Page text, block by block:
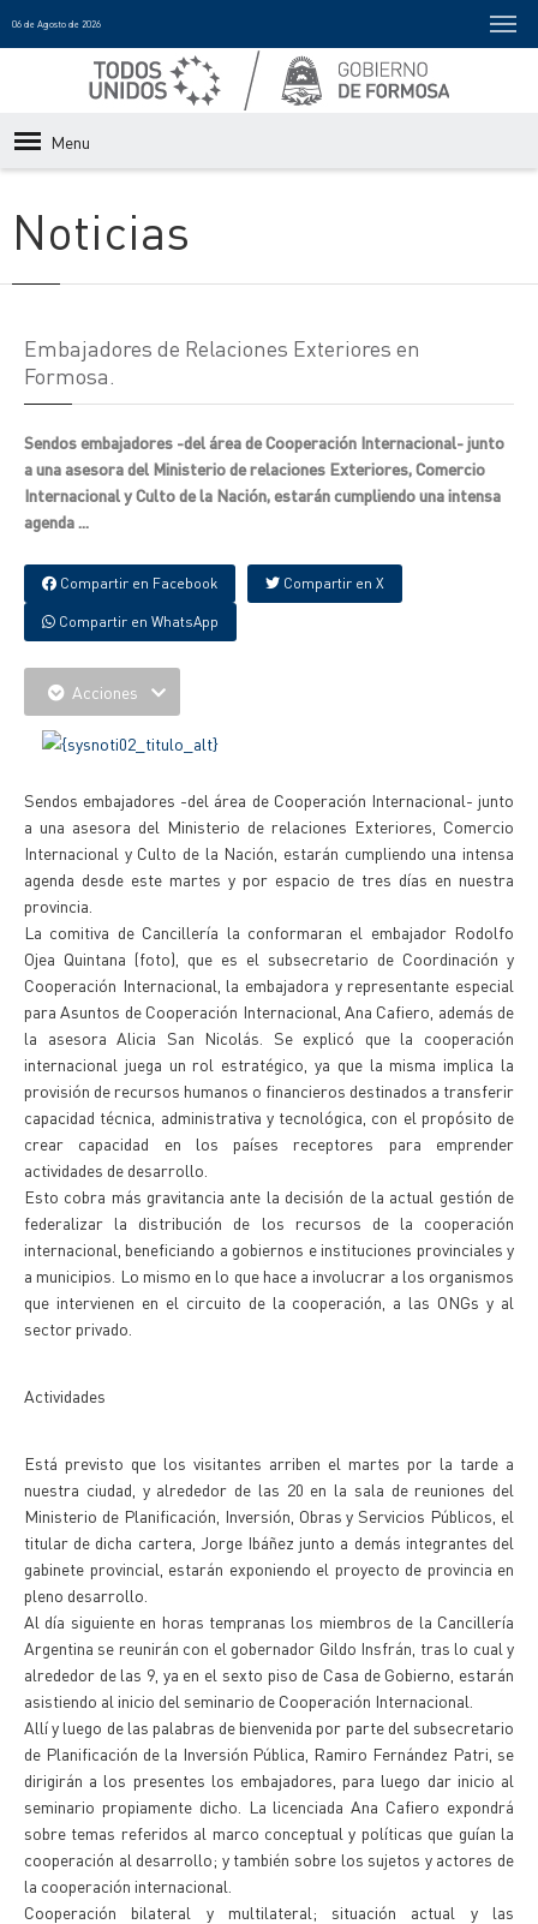
06 de Agosto de 2026
Menu
Noticias
Embajadores de Relaciones Exteriores en
Formosa.
Sendos embajadores -del área de Cooperación Internacional- junto
a una asesora del Ministerio de relaciones Exteriores, Comercio
Internacional y Culto de la Nación, estarán cumpliendo una intensa
agenda ...
Compartir en Facebook Compartir en X
Compartir en WhatsApp
Acciones
Sendos embajadores -del área de Cooperación Internacional- junto
a una asesora del Ministerio de relaciones Exteriores, Comercio
Internacional y Culto de la Nación, estarán cumpliendo una intensa
agenda desde este martes y por espacio de tres días en nuestra
provincia.
La comitiva de Cancillería la conformaran el embajador Rodolfo
Ojea Quintana (foto), que es el subsecretario de Coordinación y
Cooperación Internacional, la embajadora y representante especial
para Asuntos de Cooperación Internacional, Ana Cafiero, además de
la asesora Alicia San Nicolás. Se explicó que la cooperación
internacional juega un rol estratégico, ya que la misma implica la
provisión de recursos humanos o financieros destinados a transferir
capacidad técnica, administrativa y tecnológica, con el propósito de
crear capacidad en los países receptores para emprender
actividades de desarrollo.
Esto cobra más gravitancia ante la decisión de la actual gestión de
federalizar la distribución de los recursos de la cooperación
internacional, beneficiando a gobiernos e instituciones provinciales y
a municipios. Lo mismo en lo que hace a involucrar a los organismos
que intervienen en el circuito de la cooperación, a las ONGs y al
sector privado.
Actividades
Está previsto que los visitantes arriben el martes por la tarde a
nuestra ciudad, y alrededor de las 20 en la sala de reuniones del
Ministerio de Planificación, Inversión, Obras y Servicios Públicos, el
titular de dicha cartera, Jorge Ibáñez junto a demás integrantes del
gabinete provincial, estarán exponiendo el proyecto de provincia en
pleno desarrollo.
Al día siguiente en horas tempranas los miembros de la Cancillería
Argentina se reunirán con el gobernador Gildo Insfrán, tras lo cual y
alrededor de las 9, ya en el sexto piso de Casa de Gobierno, estarán
asistiendo al inicio del seminario de Cooperación Internacional.
Allí y luego de las palabras de bienvenida por parte del subsecretario
de Planificación de la Inversión Pública, Ramiro Fernández Patri, se
dirigirán a los presentes los embajadores, para luego dar inicio al
seminario propiamente dicho. La licenciada Ana Cafiero expondrá
sobre temas referidos al marco conceptual y políticas que guían la
cooperación al desarrollo; y también sobre los sujetos y actores de
la cooperación internacional.
Cooperación bilateral y multilateral; situación actual y las